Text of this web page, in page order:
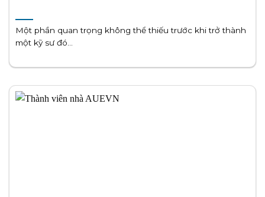
Một phần quan trọng không thể thiếu trước khi trở thành
một kỹ sư đó...